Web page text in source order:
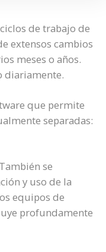
de trabajo de
extensos cambios
meses o años.
diariamente.
que permite
separadas:
se
y uso de la
equipos de
profundamente